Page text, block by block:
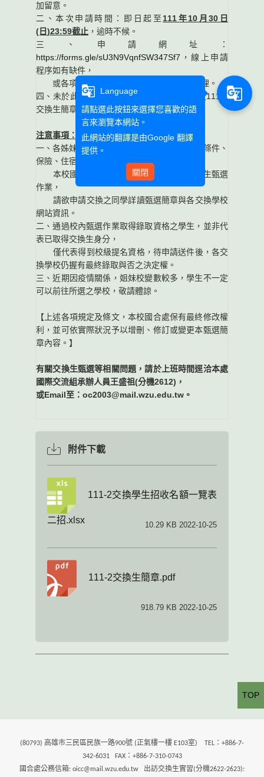
加留意。
二、本次申請時間：即日起至 111年10月30日
(日)23:59截止 ，逾時不候。
三、申請網址：
https://forms.gle/sU3N9VqnfSW347Sf7 ，線上申請
程序如有缺件，
或各項申請資料有誤或不完整者，恕不受理。
四、未於此公告完備之事項比照第一次甄選之111-1
交換生簡章辦理。
注意事項：
一、各姊妹校針對開放交換之學制/學籍、需求條件、
保險、住宿等規定皆不相同，
本校國合處依各交換學校規定辦理交換學生甄選
作業，
請欲申請交換之同學詳讀甄選簡章與各交換學校
網站資訊。
二、通過校內甄選作業取得錄取資格之學生，並非代
表已取得交換生身分，
僅代表得到校級提名資格，待申請送件後，各交
換學校仍握有最終錄取與否之決定權。
三、近期因疫情關係，姐妹校變數較多，學生不一定
可以前往所選之學校，敬請體諒。
【上述各項規定及條文，本校國合處保有最終修改權
利，並可依實際狀況予以增刪、修訂或變更本甄選簡
章內容。】
有關交換生甄選等相關問題，請於上班時間逕洽本處
國際交流組承辦人員王盛祖(分機2612)，
或Email至：oc2003@mail.wzu.edu.tw。
附件下載
111-2交換學生招收名額一覽表
二招.xlsx 10.29 KB 2022-10-25
111-2交換生簡章.pdf
918.79 KB 2022-10-25
(80793) 高雄市三民區民族一路900號 (正氣樓一樓 E103室) TEL：+886-7-
342-6031 FAX：+886-7-310-0743
國合處公務信箱: oicc@mail.wzu.edu.tw 出訪交換生實習(分機2622-2623):
TOP
g_translate
Language
請點選此按鈕來選擇您喜歡的語
言來瀏覽本網站。
此網站的翻譯是由Google 翻譯
提供。
關閉
g_translate